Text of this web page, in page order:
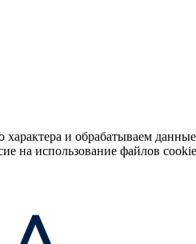
и обрабатываем
на использование файлов